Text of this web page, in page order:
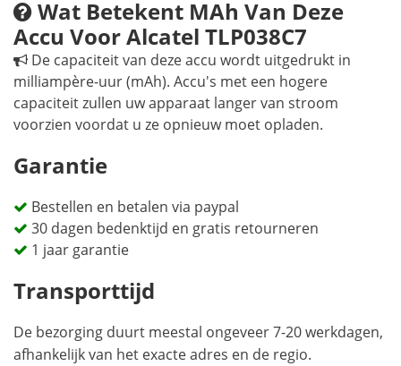
Wat Betekent MAh Van Deze
Accu Voor Alcatel TLP038C7
De capaciteit van deze accu wordt uitgedrukt in
milliampère-uur (mAh). Accu's met een hogere
capaciteit zullen uw apparaat langer van stroom
voorzien voordat u ze opnieuw moet opladen.
Garantie
Bestellen en betalen via paypal
30 dagen bedenktijd en gratis retourneren
1 jaar garantie
Transporttijd
De bezorging duurt meestal ongeveer 7-20 werkdagen,
afhankelijk van het exacte adres en de regio.